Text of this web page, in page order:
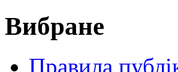
Вибране
Правила